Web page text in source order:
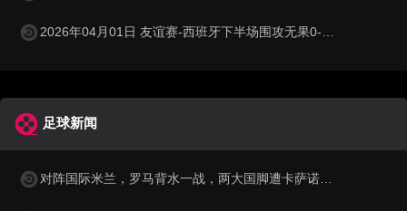
2026年04月01日 友谊赛-西班牙下半场围攻无果0-0埃及 霍安·加西亚国家队首秀
足球新闻
对阵国际米兰，罗马背水一战，两大国脚遭卡萨诺狠批为二流球员